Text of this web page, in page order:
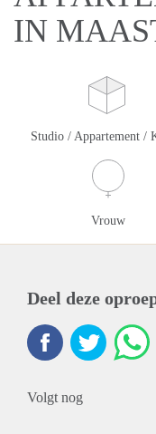
IN
Studio / Appartement /
Vrouw
Deel deze
Volgt nog